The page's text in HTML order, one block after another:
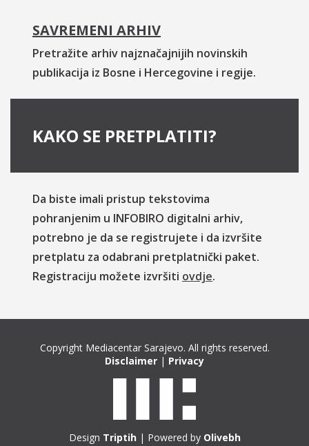
SAVREMENI ARHIV
Pretražite arhiv najznačajnijih novinskih
publikacija iz Bosne i Hercegovine i regije.
KAKO SE PRETPLATITI?
Da biste imali pristup tekstovima
pohranjenim u INFOBIRO digitalni arhiv,
potrebno je da se registrujete i da izvršite
pretplatu za odabrani pretplatnički paket.
Registraciju možete izvršiti ovdje.
Copyright Mediacentar Sarajevo. All rights reserved.
Disclaimer | Privacy
Design Triptih| Powered by Olivebh